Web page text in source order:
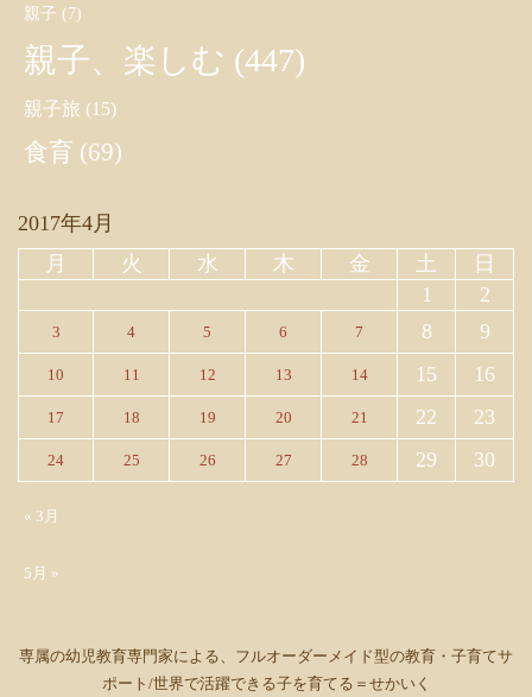
親子 (7)
親子、楽しむ (447)
親子旅 (15)
食育 (69)
2017年4月
月
火 水 木 金 土
日
1
2
3 4 5 6 7 8 9
10 11 12 13 14 15 16
17 18 19 20 21 22 23
24 25 26 27 28 29 30
« 3月
5月 »
専属の幼児教育専門家による、フルオーダーメイド型の教育・子育てサ
ポート/世界で活躍できる子を育てる＝せかいく